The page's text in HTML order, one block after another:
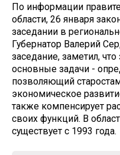
По информации
области, 26 января
заседании в
Губернатор Валерий
заседание, заметил,
основные задачи -
позволяющий
экономическое
также компенсирует
своих функций. В
существует с 1993 года.